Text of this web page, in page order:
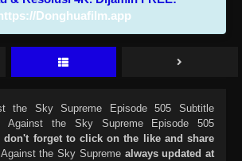
Donghuafilm.app
the Sky Supreme Episode 505 Subtitle
Against the Sky Supreme Episode 505
don't forget to click on the like and share
Against the Sky Supremealways updated at